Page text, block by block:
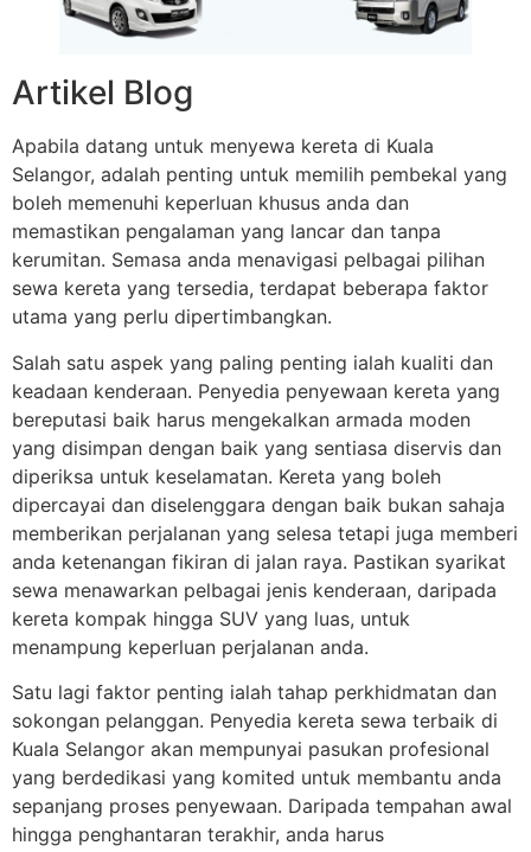
Artikel Blog
Apabila datang untuk menyewa kereta di Kuala
Selangor, adalah penting untuk memilih pembekal yang
boleh memenuhi keperluan khusus anda dan
memastikan pengalaman yang lancar dan tanpa
kerumitan. Semasa anda menavigasi pelbagai pilihan
sewa kereta yang tersedia, terdapat beberapa faktor
utama yang perlu dipertimbangkan.
Salah satu aspek yang paling penting ialah kualiti dan
keadaan kenderaan. Penyedia penyewaan kereta yang
bereputasi baik harus mengekalkan armada moden
yang disimpan dengan baik yang sentiasa diservis dan
diperiksa untuk keselamatan. Kereta yang boleh
dipercayai dan diselenggara dengan baik bukan sahaja
memberikan perjalanan yang selesa tetapi juga memberi
anda ketenangan fikiran di jalan raya. Pastikan syarikat
sewa menawarkan pelbagai jenis kenderaan, daripada
kereta kompak hingga SUV yang luas, untuk
menampung keperluan perjalanan anda.
Satu lagi faktor penting ialah tahap perkhidmatan dan
sokongan pelanggan. Penyedia kereta sewa terbaik di
Kuala Selangor akan mempunyai pasukan profesional
yang berdedikasi yang komited untuk membantu anda
sepanjang proses penyewaan. Daripada tempahan awal
hingga penghantaran terakhir, anda harus